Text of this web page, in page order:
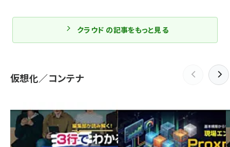
クラウド の記事をもっと見る
仮想化／コンテナ